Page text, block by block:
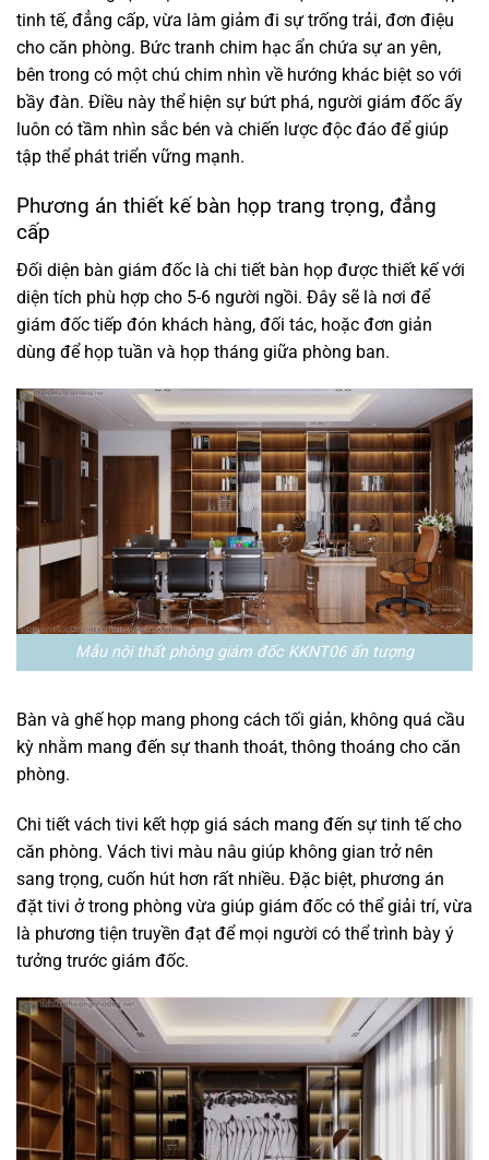
tinh tế, đẳng cấp, vừa làm giảm đi sự trống trải, đơn điệu
cho căn phòng. Bức tranh chim hạc ẩn chứa sự an yên,
bên trong có một chú chim nhìn về hướng khác biệt so với
bầy đàn. Điều này thể hiện sự bứt phá, người giám đốc ấy
luôn có tầm nhìn sắc bén và chiến lược độc đáo để giúp
tập thể phát triển vững mạnh.
Phương án thiết kế bàn họp trang trọng, đẳng
cấp
Đối diện bàn giám đốc là chi tiết bàn họp được thiết kế với
diện tích phù hợp cho 5-6 người ngồi. Đây sẽ là nơi để
giám đốc tiếp đón khách hàng, đối tác, hoặc đơn giản
dùng để họp tuần và họp tháng giữa phòng ban.
Mẫu nội thất phòng giám đốc KKNT06 ấn tượng
Bàn và ghế họp mang phong cách tối giản, không quá cầu
kỳ nhằm mang đến sự thanh thoát, thông thoáng cho căn
phòng.
Chi tiết vách tivi kết hợp giá sách mang đến sự tinh tế cho
căn phòng. Vách tivi màu nâu giúp không gian trở nên
sang trọng, cuốn hút hơn rất nhiều. Đặc biệt, phương án
đặt tivi ở trong phòng vừa giúp giám đốc có thể giải trí, vừa
là phương tiện truyền đạt để mọi người có thể trình bày ý
tưởng trước giám đốc.